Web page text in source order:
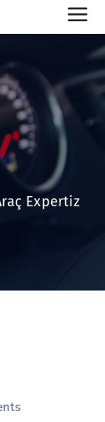
Expertiz